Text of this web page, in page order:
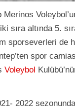
sıra altında 5.
sporseverleri de
spor
Voleybol
2022